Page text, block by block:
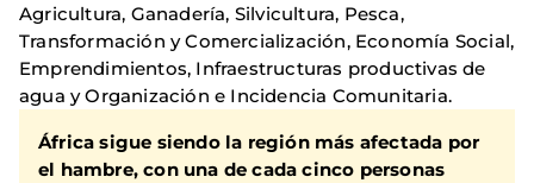
Agricultura, Ganadería, Silvicultura, Pesca,
Transformación y Comercialización, Economía Social,
Emprendimientos, Infraestructuras productivas de
agua y Organización e Incidencia Comunitaria.
África sigue siendo la región más afectada por
el hambre, con una de cada cinco personas